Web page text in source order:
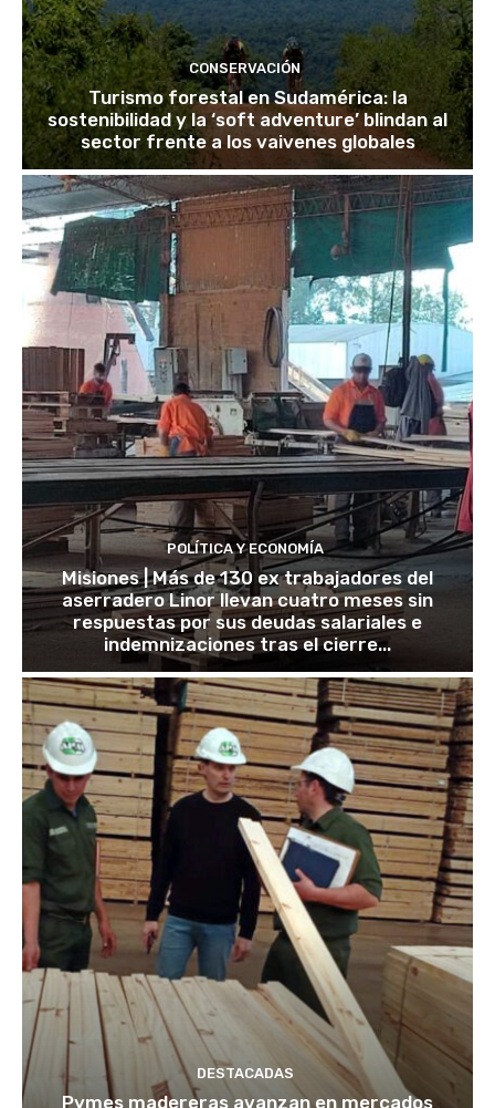
CONSERVACIÓN
Turismo forestal en Sudamérica: la
sostenibilidad y la ‘soft adventure’ blindan al
sector frente a los vaivenes globales
POLÍTICA Y ECONOMÍA
Misiones | Más de 130 ex trabajadores del
aserradero Linor llevan cuatro meses sin
respuestas por sus deudas salariales e
indemnizaciones tras el cierre...
DESTACADAS
Pymes madereras avanzan en mercados